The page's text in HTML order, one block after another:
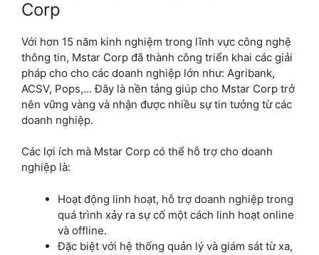
Corp
Với hơn 15 năm kinh nghiệm trong lĩnh vực công nghệ
thông tin, Mstar Corp đã thành công triển khai các giải
pháp cho cho các doanh nghiệp lớn như: Agribank,
ACSV, Pops,… Đây là nền tảng giúp cho Mstar Corp trở
nên vững vàng và nhận được nhiều sự tin tưởng từ các
doanh nghiệp.
Các lợi ích mà Mstar Corp có thể hỗ trợ cho doanh
nghiệp là:
Hoạt động linh hoạt, hỗ trợ doanh nghiệp trong
quá trình xảy ra sự cố một cách linh hoạt online
và offline.
Đặc biệt với hệ thống quản lý và giám sát từ xa,